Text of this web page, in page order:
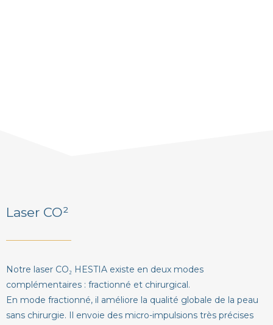
Laser CO²
Notre laser CO₂ HESTIA existe en deux modes
complémentaires : fractionné et chirurgical.
En mode fractionné, il améliore la qualité globale de la peau
sans chirurgie. Il envoie des micro-impulsions très précises